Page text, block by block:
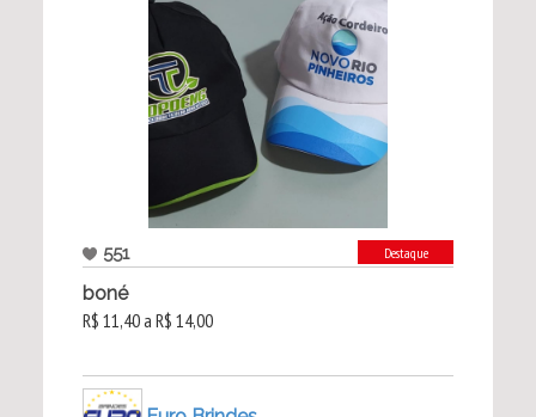
551 Destaque
boné
R$ 11,40 a R$ 14,00